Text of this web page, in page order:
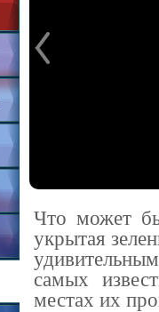
Что может
укрытая
самых
местах их